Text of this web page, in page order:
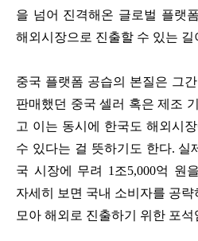
을 넘어 진격해온 글로벌 플랫
해외시장으로 진출할 수 있는
중국 플랫폼 공습의 본질은 그
판매했던 중국 셀러 혹은 제조
고 이는 동시에 한국도 해외시
수 있다는 걸 뜻하기도 한다. 실
국 시장에 무려 1조5,000억 원
자세히 보면 국내 소비자를 공
모아 해외로 진출하기 위한 포